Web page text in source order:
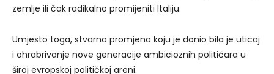
zemlje ili čak radikalno promijeniti Italiju.
Umjesto toga, stvarna promjena koju je donio bila je uticaj
i ohrabrivanje nove generacije ambicioznih političara u
široj evropskoj političkoj areni.